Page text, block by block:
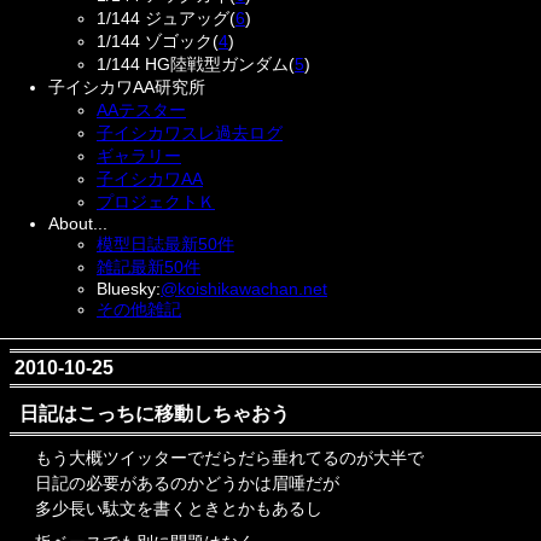
1/144 ジュアッグ(6)
1/144 ゾゴック(4)
1/144 HG陸戦型ガンダム(5)
子イシカワAA研究所
AAテスター
子イシカワスレ過去ログ
ギャラリー
子イシカワAA
プロジェクトＫ
About...
模型日誌最新50件
雑記最新50件
Bluesky:@koishikawachan.net
その他雑記
2010-10-25
日記はこっちに移動しちゃおう
もう大概ツイッターでだらだら垂れてるのが大半で
日記の必要があるのかどうかは眉唾だが
多少長い駄文を書くときとかもあるし